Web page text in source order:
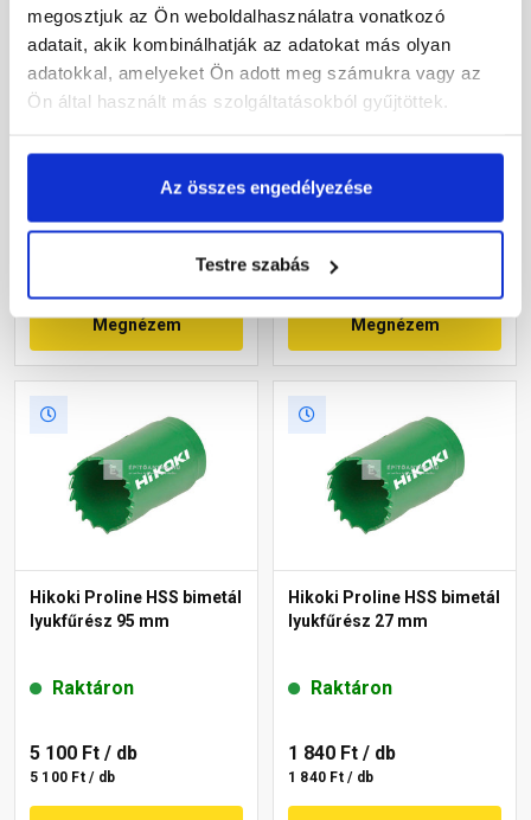
megosztjuk az Ön weboldalhasználatra vonatkozó
adatait, akik kombinálhatják az adatokat más olyan
adatokkal, amelyeket Ön adott meg számukra vagy az
Ön által használt más szolgáltatásokból gyűjtöttek.
Az összes engedélyezése
Testre szabás
Hikoki HSS bimetál
lyukfűrész 73 mm
Megnézem
lyukfűrész 28 mm
Raktáron
1 840 Ft / db
Megnézem
Hikoki Proline HSS bimetál
lyukfűrész 95 mm
Raktáron
5 100 Ft / db
5 100 Ft / db
Hikoki Proline HSS bimetál
lyukfűrész 27 mm
Raktáron
1 840 Ft / db
1 840 Ft / db